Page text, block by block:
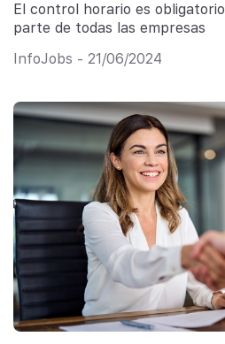
El control horario es
parte de todas las empresas
InfoJobs - 21/06/2024